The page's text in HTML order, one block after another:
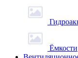
Ёмкости